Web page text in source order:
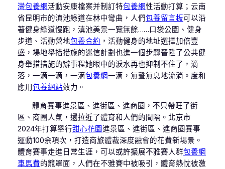
灣包養網活動安康檔案并制訂特包養網性活動打算；云南
省昆明市的滇池綠道在林中彎曲，人們包養留言板可以沿
著健身綠道慢跑，滇池美景一覽無餘……口袋公園、健身
步道、活動營地包養合約 ，活動健身的地址選擇加倍豐
盛，場地舉措措施的迷信計劃也進一個步驟晉陞了公共健
身舉措措施的辦事程她眼中的淚水再也抑制不住了，滴
落，一滴一滴，一滴包養網一滴，無聲無息地流淌。度和
應用包養網站效力。
體育賽事進景區、進街區、進商圈，不只帶旺了街
區、商圈人氣，還拉近了體育和人們的間隔。北京市
2024年打算舉行甜心花園進景區、進街區、進商圈賽事
運動100余項次，打造商旅體裁深度融會的花費新場景。
體育賽事走進日常生涯，可以或許擴展不雅賽人群包養網
車馬費的籠罩面，人們在不雅賽中被吸引，體育熱忱被激